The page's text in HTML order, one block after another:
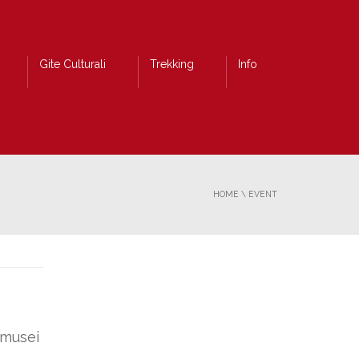
Gite Culturali Trekking Info
HOME \ EVENT